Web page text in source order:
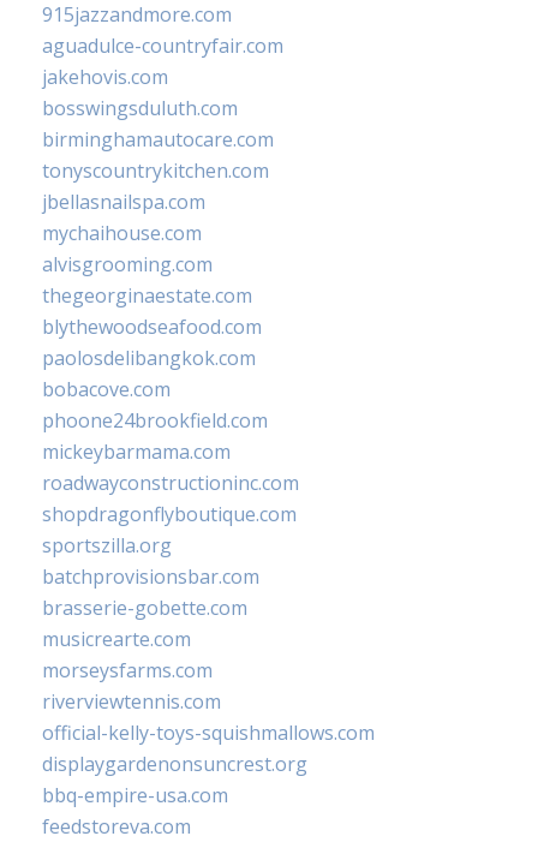
915jazzandmore.com
aguadulce-countryfair.com
jakehovis.com
bosswingsduluth.com
birminghamautocare.com
tonyscountrykitchen.com
jbellasnailspa.com
mychaihouse.com
alvisgrooming.com
thegeorginaestate.com
blythewoodseafood.com
paolosdelibangkok.com
bobacove.com
phoone24brookfield.com
mickeybarmama.com
roadwayconstructioninc.com
shopdragonflyboutique.com
sportszilla.org
batchprovisionsbar.com
brasserie-gobette.com
musicrearte.com
morseysfarms.com
riverviewtennis.com
official-kelly-toys-squishmallows.com
displaygardenonsuncrest.org
bbq-empire-usa.com
feedstoreva.com